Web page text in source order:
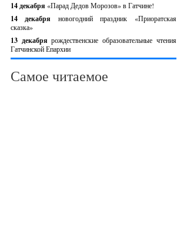
14 декабря «Парад Дедов Морозов» в Гатчине!
14 декабря новогодний праздник «Приоратская
сказка»
13 декабрярождественские образовательные чтения
Гатчинской Епархии
Самое читаемое